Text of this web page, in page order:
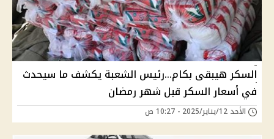
السكر هيبقى بكام...رئيس الشعبة يكشف ما سيحدث
في أسعار السكر قبل شهر رمضان
الأحد 12/يناير/2025 - 10:27 ص